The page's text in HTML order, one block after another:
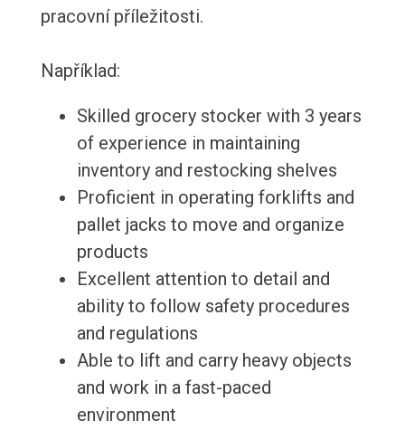
pracovní příležitosti.
Například:
Skilled grocery stocker with 3 years
of experience in maintaining
inventory and restocking shelves
Proficient in operating forklifts and
pallet jacks to move and organize
products
Excellent attention to detail and
ability to follow safety procedures
and regulations
Able to lift and carry heavy objects
and work in a fast-paced
environment